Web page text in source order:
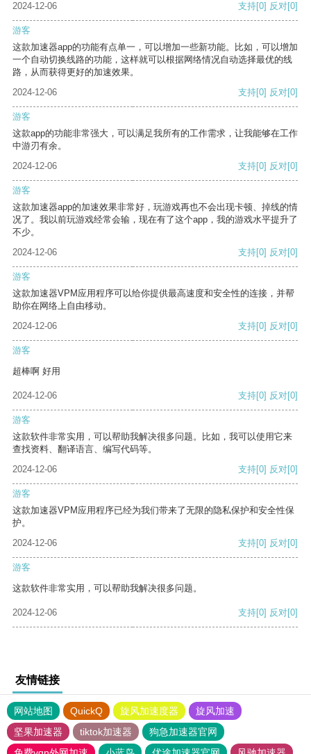
2024-12-06
支持[0] 反对[0]
游客
这款加速器app的功能有点单一，可以增加一些新功能。比如，可以增加
一个自动切换线路的功能，这样就可以根据网络情况自动选择最优的线
路，从而获得更好的加速效果。
2024-12-06
支持[0] 反对[0]
游客
这款app的功能非常强大，可以满足我所有的工作需求，让我能够在工作
中游刃有余。
2024-12-06
支持[0] 反对[0]
游客
这款加速器app的加速效果非常好，玩游戏再也不会出现卡顿、掉线的情
况了。我以前玩游戏经常会输，现在有了这个app，我的游戏水平提升了
不少。
2024-12-06
支持[0] 反对[0]
游客
这款加速器VPM应用程序可以给你提供最高速度和安全性的连接，并帮
助你在网络上自由移动。
2024-12-06
支持[0] 反对[0]
游客
超棒啊 好用
2024-12-06 支持[0] 反对[0]
游客
这款软件非常实用，可以帮助我解决很多问题。比如，我可以使用它来
查找资料、翻译语言、编写代码等。
2024-12-06
支持[0] 反对[0]
游客
这款加速器VPM应用程序已经为我们带来了无限的隐私保护和安全性保
护。
2024-12-06
支持[0] 反对[0]
游客
这款软件非常实用，可以帮助我解决很多问题。
2024-12-06 支持[0] 反对[0]
友情链接
网站地图 QuickQ 旋风加速度器
旋风加速
坚果加速器
tiktok加速器
狗急加速器官网